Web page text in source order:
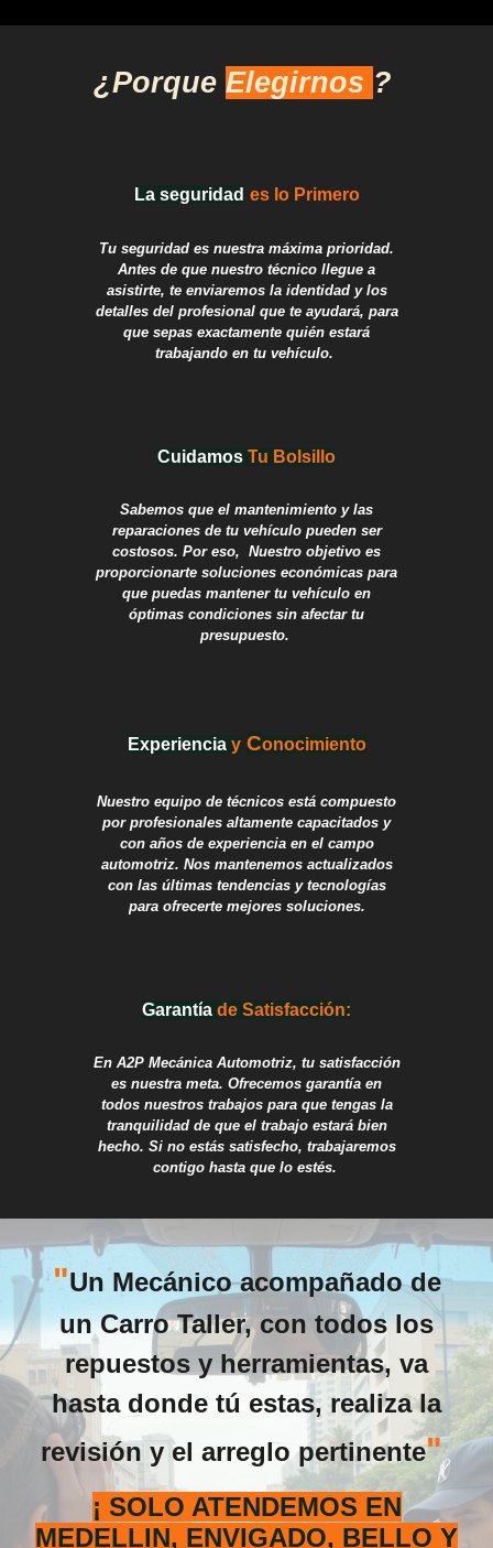
¿Porque Elegirnos ?
La seguridad es lo Primero
Tu seguridad es nuestra máxima prioridad.
Antes de que nuestro técnico llegue a
asistirte, te enviaremos la identidad y los
detalles del profesional que te ayudará, para
que sepas exactamente quién estará
trabajando en tu vehículo.
Cuidamos Tu Bolsillo
Sabemos que el mantenimiento y las
reparaciones de tu vehículo pueden ser
costosos. Por eso, Nuestro objetivo es
proporcionarte soluciones económicas para
que puedas mantener tu vehículo en
óptimas condiciones sin afectar tu
presupuesto.
Experiencia y Conocimiento
Nuestro equipo de técnicos está compuesto
por profesionales altamente capacitados y
con años de experiencia en el campo
automotriz. Nos mantenemos actualizados
con las últimas tendencias y tecnologías
para ofrecerte mejores soluciones.
Garantía de Satisfacción:
En A2P Mecánica Automotriz, tu satisfacción
es nuestra meta. Ofrecemos garantía en
todos nuestros trabajos para que tengas la
tranquilidad de que el trabajo estará bien
hecho. Si no estás satisfecho, trabajaremos
contigo hasta que lo estés.
"Un Mecánico acompañado de
un Carro Taller, con todos los
repuestos y herramientas, va
hasta donde tú estas, realiza la
revisión y el arreglo pertinente"
¡ SOLO ATENDEMOS EN
MEDELLIN, ENVIGADO, BELLO Y